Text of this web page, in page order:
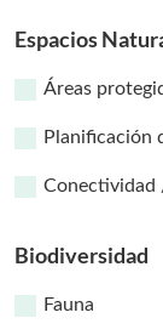
Espacios
Áreas
Planificación
Conectividad
Biodiversidad
Fauna